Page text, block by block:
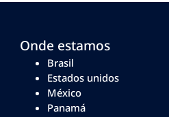
Onde estamos
Brasil
Estados unidos
México
Panamá